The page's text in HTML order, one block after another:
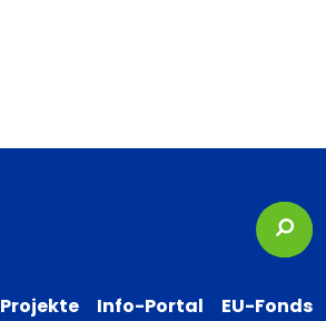
Projekte Info-Portal
EU-Fonds